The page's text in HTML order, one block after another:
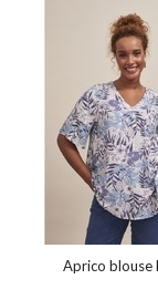
Aprico blouse